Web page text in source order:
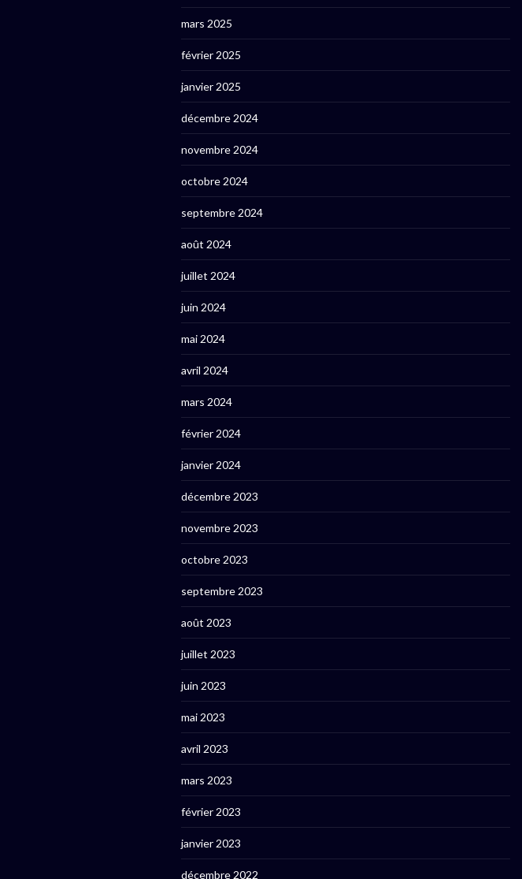
mars 2025
février 2025
janvier 2025
décembre 2024
novembre 2024
octobre 2024
septembre 2024
août 2024
juillet 2024
juin 2024
mai 2024
avril 2024
mars 2024
février 2024
janvier 2024
décembre 2023
novembre 2023
octobre 2023
septembre 2023
août 2023
juillet 2023
juin 2023
mai 2023
avril 2023
mars 2023
février 2023
janvier 2023
décembre 2022